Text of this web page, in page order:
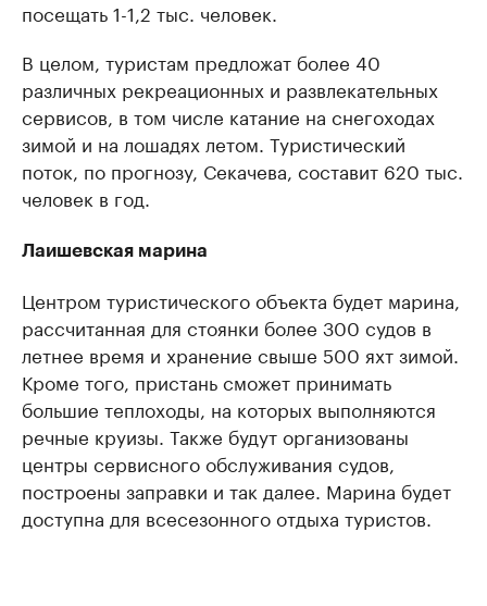
посещать 1-1,2 тыс. человек.
В целом, туристам предложат более 40
различных рекреационных и развлекательных
сервисов, в том числе катание на снегоходах
зимой и на лошадях летом. Туристический
поток, по прогнозу, Секачева, составит 620 тыс.
человек в год.
Лаишевская марина
Центром туристического объекта будет марина,
рассчитанная для стоянки более 300 судов в
летнее время и хранение свыше 500 яхт зимой.
Кроме того, пристань сможет принимать
большие теплоходы, на которых выполняются
речные круизы. Также будут организованы
центры сервисного обслуживания судов,
построены заправки и так далее. Марина будет
доступна для всесезонного отдыха туристов.